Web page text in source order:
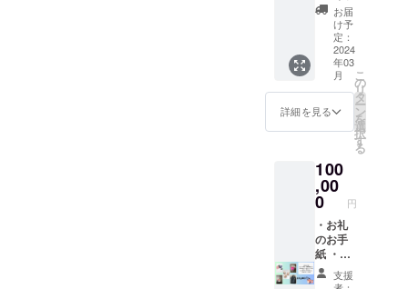
ム紐・
熱圧着
シート
寸法：
・高さ
（顎〜
140mm
（最長
面）
100mm
（最長
部） ・
高さ
（耳
下）
70mm
とは異
なる場
合がご
ざいま
すので
ご了承
い。
【メル
仕様：
ダブル
ラッセ
地 縫
製・熱
圧着接
着 素
を送ら
せて頂
きま
す。 メ
ルシー
マスク
の色は
黒また
ます。
その他
の色、
デザイ
ンはお
任せく
ださ
い。 ス
メル
シーマ
スク2色
セッ
ト、猫
ちゃん
レザー
スト
シース
ピー
カー、
紙紐
リース
を送ら
せて頂
きま
す。 各
ト
（黒、
白） ・
猫ちゃ
んレ
ザース
トラッ
プ×3本
・メル
シース
カー ・
トート
バッグ
メル
シース
ピー
カーが
入った
おひと
お届
け予
定：
2024
年03
月
詳細を見る
こ
の
リ
タ
ー
ン
を
選
択
す
る
100
,00
0 円
・お礼
のお手
紙 ・メ
ルシー
マスク2
支援